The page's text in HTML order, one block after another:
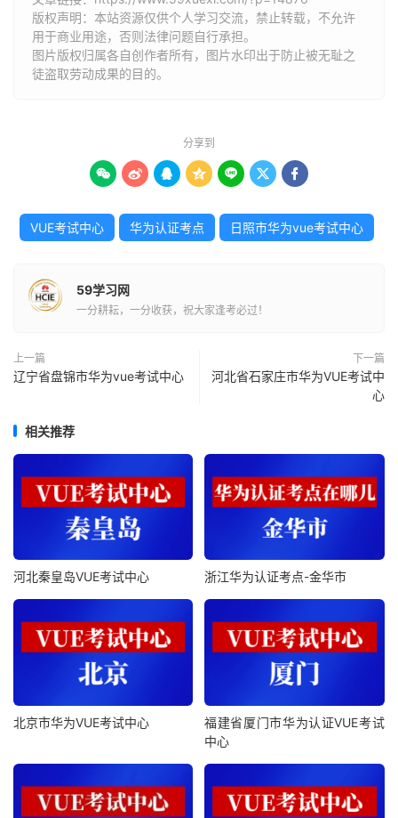
版权声明：本站资源仅供个人学习交流，禁止转载，不允许
用于商业用途，否则法律问题自行承担。
图片版权归属各自创作者所有，图片水印出于防止被无耻之
徒盗取劳动成果的目的。
分享到
      
VUE考试中心 华为认证考点 日照市华为vue考试中心
59学习网
一分耕耘，一分收获，祝大家逢考必过！
上一篇
辽宁省盘锦市华为vue考试中心
下一篇
河北省石家庄市华为VUE考试中
心
相关推荐
河北秦皇岛VUE考试中心 浙江华为认证考点-金华市
北京市华为VUE考试中心
福建省厦门市华为认证VUE考试
中心